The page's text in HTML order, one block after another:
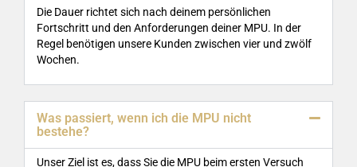
Die Dauer richtet sich nach deinem persönlichen
Fortschritt und den Anforderungen deiner MPU. In der
Regel benötigen unsere Kunden zwischen vier und zwölf
Wochen.
Was passiert, wenn ich die MPU nicht
bestehe?
Unser Ziel ist es, dass Sie die MPU beim ersten Versuch